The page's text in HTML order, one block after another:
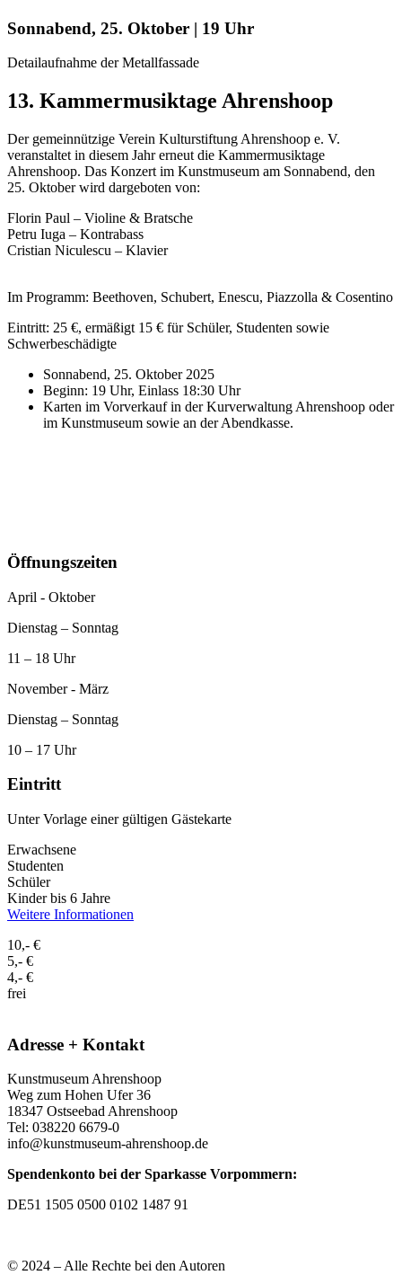
Sonnabend, 25. Oktober | 19 Uhr
Detailaufnahme der Metallfassade
13. Kammermusiktage Ahrenshoop
Der gemeinnützige Verein Kulturstiftung Ahrenshoop e. V.
veranstaltet in diesem Jahr erneut die Kammermusiktage
Ahrenshoop. Das Konzert im Kunstmuseum am Sonnabend, den
25. Oktober wird dargeboten von:
Florin Paul – Violine & Bratsche
Petru Iuga – Kontrabass
Cristian Niculescu – Klavier
Im Programm: Beethoven, Schubert, Enescu, Piazzolla & Cosentino
Eintritt: 25 €, ermäßigt 15 € für Schüler, Studenten sowie
Schwerbeschädigte
Sonnabend, 25. Oktober 2025
Beginn: 19 Uhr, Einlass 18:30 Uhr
Karten im Vorverkauf in der Kurverwaltung Ahrenshoop oder
im Kunstmuseum sowie an der Abendkasse.
Öffnungszeiten
April - Oktober
Dienstag – Sonntag
11 – 18 Uhr
November - März
Dienstag – Sonntag
10 – 17 Uhr
Eintritt
Unter Vorlage einer gültigen Gästekarte
Erwachsene
Studenten
Schüler
Kinder bis 6 Jahre
Weitere Informationen
10,- €
5,- €
4,- €
frei
Adresse + Kontakt
Kunstmuseum Ahrenshoop
Weg zum Hohen Ufer 36
18347 Ostseebad Ahrenshoop
Tel: 038220 6679-0
info@kunstmuseum-ahrenshoop.de
Spendenkonto bei der Sparkasse Vorpommern:
DE51 1505 0500 0102 1487 91
© 2024 – Alle Rechte bei den Autoren